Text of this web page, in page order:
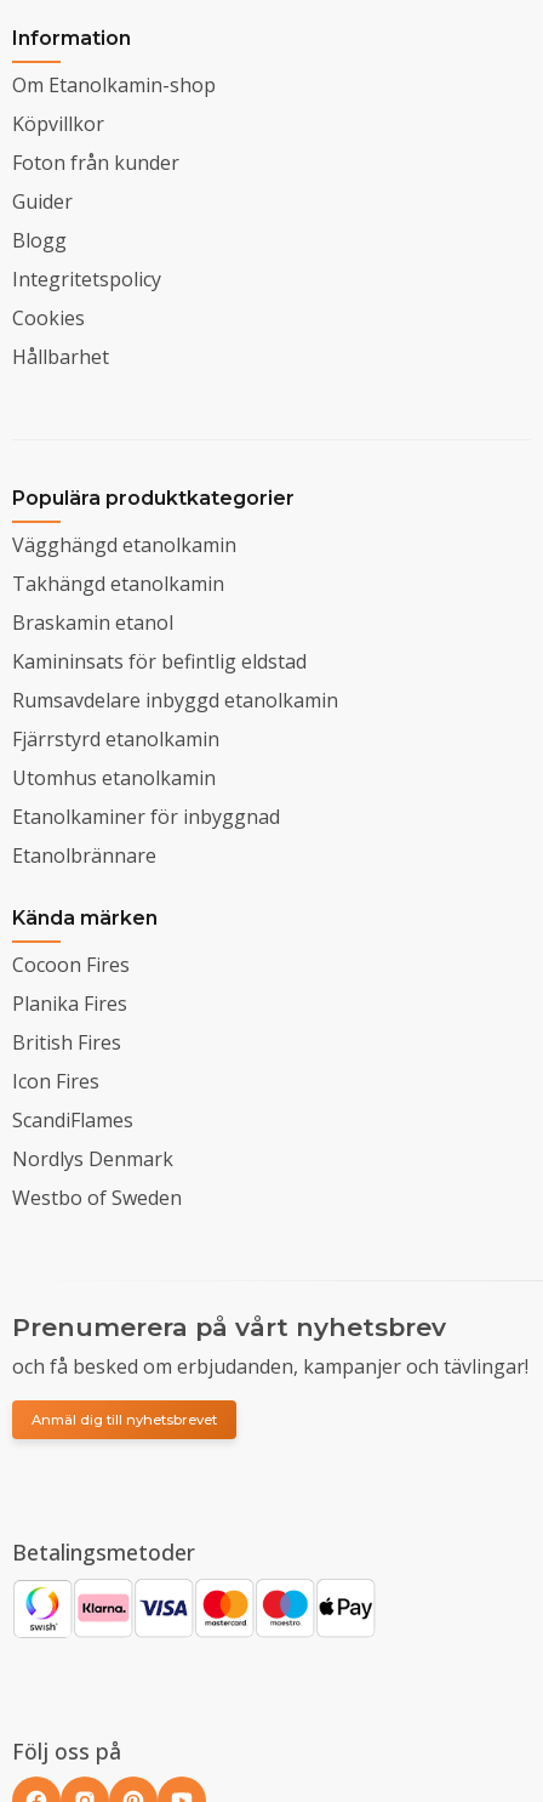
Information
Om Etanolkamin-shop
Köpvillkor
Foton från kunder
Guider
Blogg
Integritetspolicy
Cookies
Hållbarhet
Populära produktkategorier
Vägghängd etanolkamin
Takhängd etanolkamin
Braskamin etanol
Kamininsats för befintlig eldstad
Rumsavdelare inbyggd etanolkamin
Fjärrstyrd etanolkamin
Utomhus etanolkamin
Etanolkaminer för inbyggnad
Etanolbrännare
Kända märken
Cocoon Fires
Planika Fires
British Fires
Icon Fires
ScandiFlames
Nordlys Denmark
Westbo of Sweden
Prenumerera på vårt nyhetsbrev
och få besked om erbjudanden, kampanjer och tävlingar!
Anmäl dig till nyhetsbrevet
Betalingsmetoder
Följ oss på